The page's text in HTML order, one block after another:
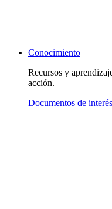
Conocimiento
Recursos y
acción.
Documentos de interés